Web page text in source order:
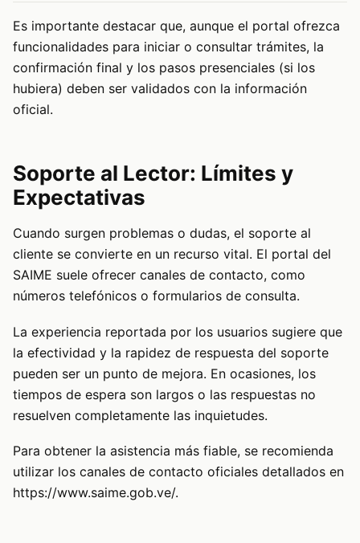
Es importante destacar que, aunque el portal ofrezca
funcionalidades para iniciar o consultar trámites, la
confirmación final y los pasos presenciales (si los
hubiera) deben ser validados con la información
oficial.
Soporte al Lector: Límites y
Expectativas
Cuando surgen problemas o dudas, el soporte al
cliente se convierte en un recurso vital. El portal del
SAIME suele ofrecer canales de contacto, como
números telefónicos o formularios de consulta.
La experiencia reportada por los usuarios sugiere que
la efectividad y la rapidez de respuesta del soporte
pueden ser un punto de mejora. En ocasiones, los
tiempos de espera son largos o las respuestas no
resuelven completamente las inquietudes.
Para obtener la asistencia más fiable, se recomienda
utilizar los canales de contacto oficiales detallados en
https://www.saime.gob.ve/.